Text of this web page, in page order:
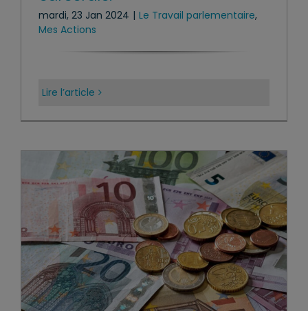
mardi, 23 Jan 2024 | Le Travail parlementaire,
Mes Actions
Lire l’article